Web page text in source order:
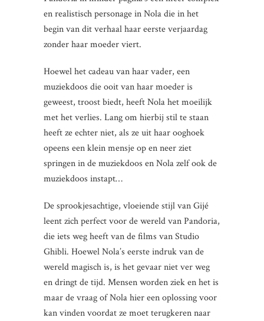
en realistisch personage in Nola die in het
begin van dit verhaal haar eerste verjaardag
zonder haar moeder viert.
Hoewel het cadeau van haar vader, een
muziekdoos die ooit van haar moeder is
geweest, troost biedt, heeft Nola het moeilijk
met het verlies. Lang om hierbij stil te staan
heeft ze echter niet, als ze uit haar ooghoek
opeens een klein mensje op en neer ziet
springen in de muziekdoos en Nola zelf ook de
muziekdoos instapt…
De sprookjesachtige, vloeiende stijl van Gijé
leent zich perfect voor de wereld van Pandoria,
die iets weg heeft van de films van Studio
Ghibli. Hoewel Nola’s eerste indruk van de
wereld magisch is, is het gevaar niet ver weg
en dringt de tijd. Mensen worden ziek en het is
maar de vraag of Nola hier een oplossing voor
kan vinden voordat ze moet terugkeren naar